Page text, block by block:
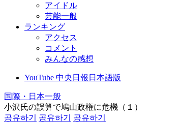
アイドル
芸能一般
ランキング
アクセス
コメント
みんなの感想
YouTube 中央日報日本語版
国際・日本一般
小沢氏の誤算で鳩山政権に危機（１）
공유하기
공유하기
공유하기